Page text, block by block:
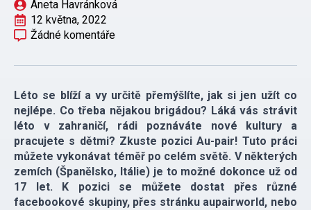
Aneta Havránková
12 května, 2022
Žádné komentáře
Léto se blíží a vy určitě přemýšlíte, jak si jen užít co
nejlépe. Co třeba nějakou brigádou? Láká vás strávit
léto v zahraničí, rádi poznáváte nové kultury a
pracujete s dětmi? Zkuste pozici Au-pair! Tuto práci
můžete vykonávat téměř po celém světě. V některých
zemích (Španělsko, Itálie) je to možné dokonce už od
17 let. K pozici se můžete dostat přes různé
facebookové skupiny, přes stránku aupairworld, nebo